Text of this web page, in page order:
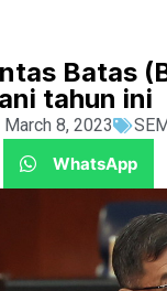
Batas
tahun ini
March 8, 2023
WhatsApp